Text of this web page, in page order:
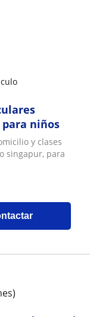
niños
y clases
singapur, para